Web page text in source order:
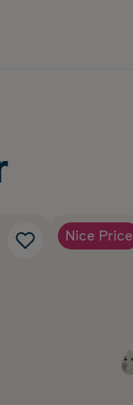
Nice Price